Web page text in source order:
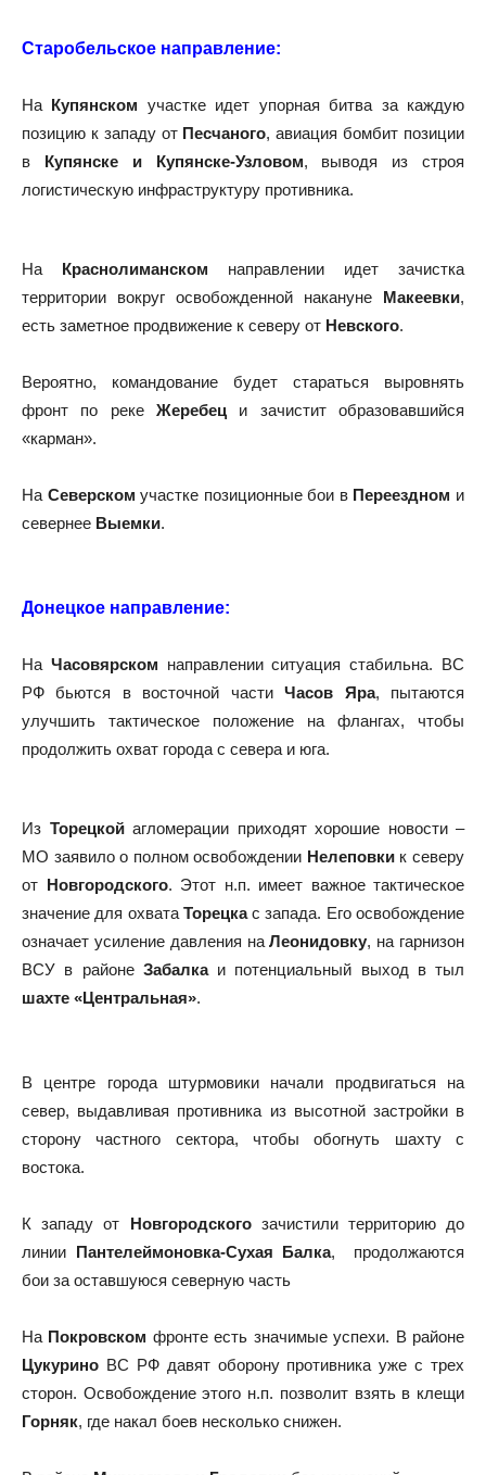
Старобельское направление:
На Купянском участке идет упорная битва за каждую
позицию к западу от Песчаного, авиация бомбит позиции
в Купянске и Купянске-Узловом, выводя из строя
логистическую инфраструктуру противника.
На Краснолиманском направлении идет зачистка
территории вокруг освобожденной накануне Макеевки,
есть заметное продвижение к северу от Невского.
Вероятно, командование будет стараться выровнять
фронт по реке Жеребец и зачистит образовавшийся
«карман».
На Северском участке позиционные бои в Переездном и
севернее Выемки.
Донецкое направление:
На Часовярском направлении ситуация стабильна. ВС
РФ бьются в восточной частиЧасов Яра, пытаются
улучшить тактическое положение на флангах, чтобы
продолжить охват города с севера и юга.
Из Торецкойагломерации приходят хорошие новости –
МО заявило о полном освобождении Нелеповкик северу
от Новгородского. Этот н.п. имеет важное тактическое
значение для охвата Торецкас запада. Его освобождение
означает усиление давления наЛеонидовку, на гарнизон
ВСУ в районе Забалкаи потенциальный выход в тыл
шахте «Центральная».
В центре города штурмовики начали продвигаться на
север, выдавливая противника из высотной застройки в
сторону частного сектора, чтобы обогнуть шахту с
востока.
К западу от Новгородскогозачистили территорию до
линии Пантелеймоновка-Сухая Балка, продолжаются
бои за оставшуюся северную часть
На Покровском фронте есть значимые успехи. В районе
Цукурино ВС РФ давят оборону противника уже с трех
сторон. Освобождение этого н.п. позволит взять в клещи
Горняк, где накал боев несколько снижен.